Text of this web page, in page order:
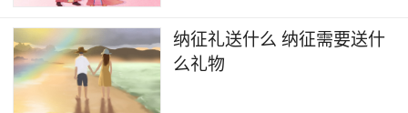
纳征礼送什么 纳征需要送什
么礼物